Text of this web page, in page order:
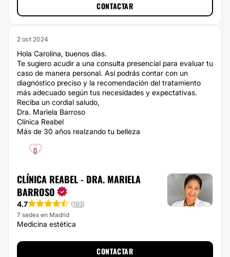
CONTACTAR
2 oct 2024
Hola Carolina, buenos días.
Te sugiero acudir a una consulta presencial para evaluar tu
caso de manera personal. Así podrás contar con un
diagnóstico preciso y la recomendación del tratamiento
más adecuado según tus necesidades y expectativas.
Reciba un cordial saludo,
Dra. Mariela Barroso
Clínica Reabel
Más de 30 años realzando tu belleza
0
CLÍNICA REABEL - DRA. MARIELA
BARROSO
4.7 (193)
7 sedes en Madrid
Medicina estética
CONTACTAR